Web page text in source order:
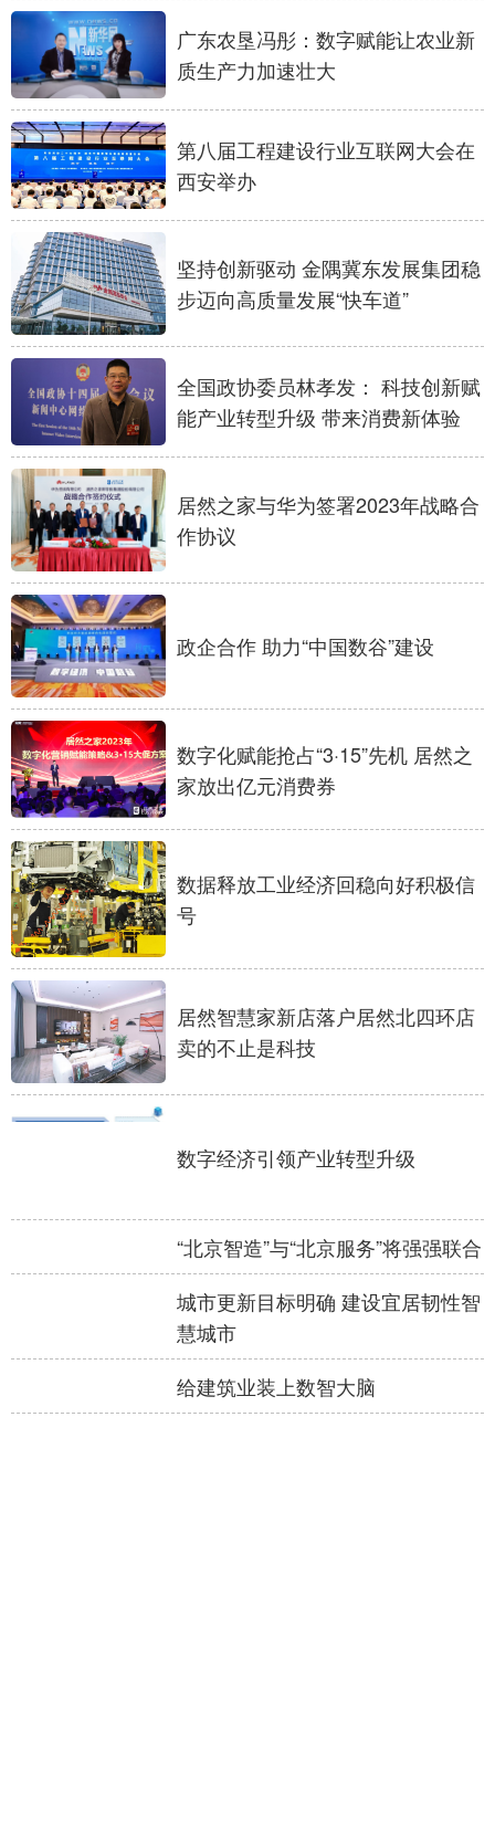
广东农垦冯彤：数字赋能让农业新
质生产力加速壮大
第八届工程建设行业互联网大会在
西安举办
坚持创新驱动 金隅冀东发展集团稳
步迈向高质量发展“快车道”
全国政协委员林孝发： 科技创新赋
能产业转型升级 带来消费新体验
居然之家与华为签署2023年战略合
作协议
政企合作 助力“中国数谷”建设
数字化赋能抢占“3·15”先机 居然之
家放出亿元消费券
数据释放工业经济回稳向好积极信
号
居然智慧家新店落户居然北四环店
卖的不止是科技
数字经济引领产业转型升级
“北京智造”与“北京服务”将强强联合
城市更新目标明确 建设宜居韧性智
慧城市